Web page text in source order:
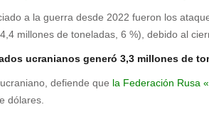
a la guerra desde 2022 fueron los
millones de toneladas, 6 %), debido al
ucranianos generó 3,3 millones de
defiende que la Federación Rusa
dólares.